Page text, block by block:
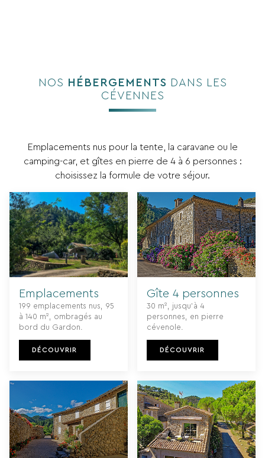
NOS HÉBERGEMENTS DANS LES
CÉVENNES
Emplacements nus pour la tente, la caravane ou le
camping-car, et gîtes en pierre de 4 à 6 personnes :
choisissez la formule de votre séjour.
Emplacements
199 emplacements nus, 95
à 140 m², ombragés au
bord du Gardon.
DÉCOUVRIR
Gîte 4 personnes
30 m², jusqu’à 4
personnes, en pierre
cévenole.
DÉCOUVRIR